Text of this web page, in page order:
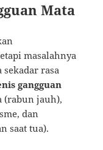
Mata
masalahnya
rasa
gangguan
(rabun jauh),
dan
saat tua).